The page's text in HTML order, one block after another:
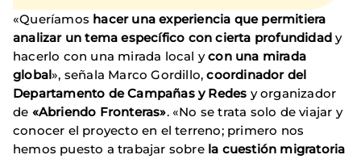
«Queríamos hacer una experiencia que permitiera
analizar un tema específico con cierta profundidady
hacerlo con una mirada local ycon una mirada
global», señala Marco Gordillo, coordinador del
Departamento de Campañas y Redes y organizador
de «Abriendo Fronteras». «No se trata solo de viajar y
conocer el proyecto en el terreno; primero nos
hemos puesto a trabajar sobrela cuestión migratoria